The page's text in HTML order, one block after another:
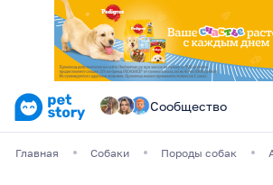
Сообщество
Главная Собаки Породы собак